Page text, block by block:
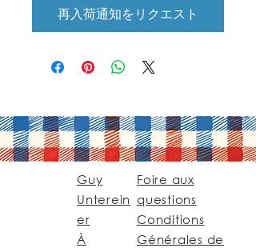
再入荷通知をリクエスト
Guy
Unterein
er
À
Foire aux
questions
Conditions
Générales de